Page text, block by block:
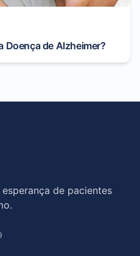
Doença de Alzheimer?
de pacientes